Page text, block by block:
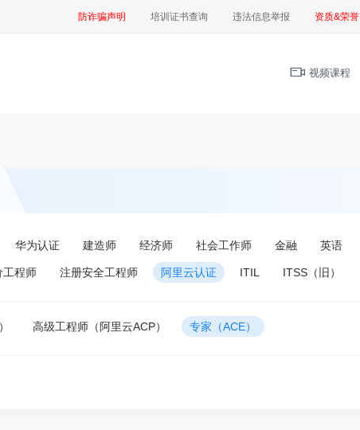
防诈骗声明 培训证书查询 违法信息举报 资质&荣誉
视频课程
华为认证 建造师 经济师 社会工作师 金融 英语
工程师 注册安全工程师 阿里云认证 ITIL ITSS（旧）
高级工程师（阿里云ACP） 专家（ACE）